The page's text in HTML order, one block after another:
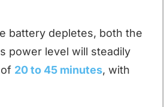
battery depletes, both the
power level will steadily
20 to 45 minutes, with